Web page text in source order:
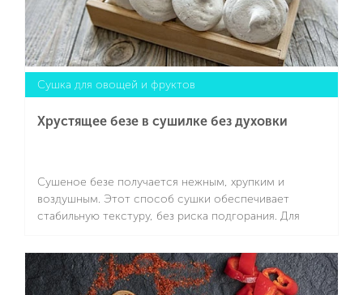
Сушка для овощей и фруктов
Хрустящее безе в сушилке без духовки
Сушеное безе получается нежным, хрупким и
воздушным. Этот способ сушки обеспечивает
стабильную текстуру, без риска подгорания. Для
большими прямоугольными пластиковыми
поддонами (мощность прибора — 245 Вт).
Подробнее